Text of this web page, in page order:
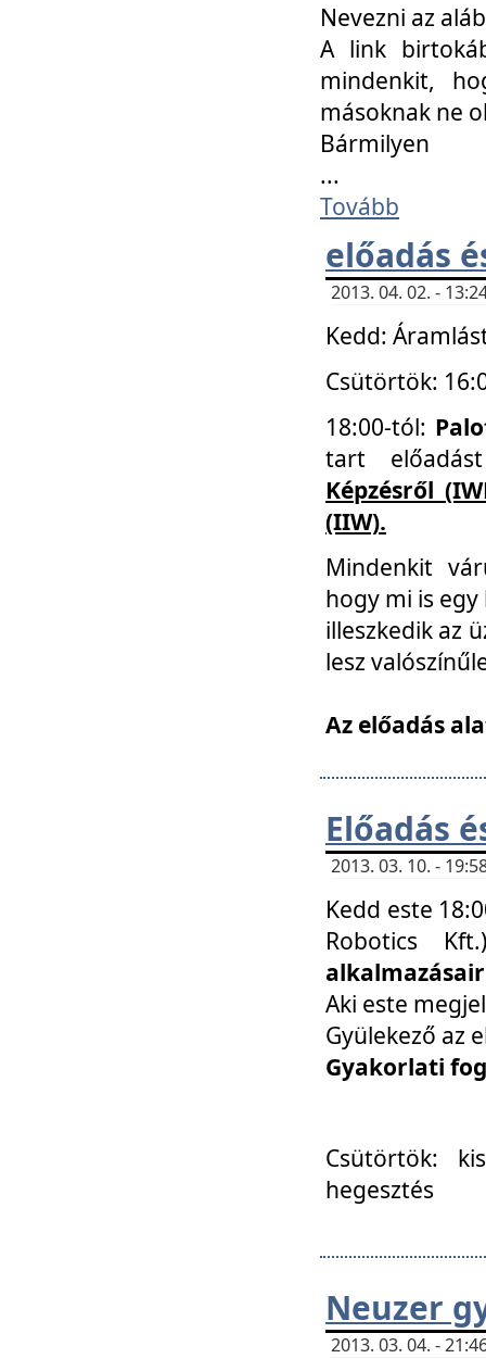
Nevezni az
A link
mindenkit,
másoknak ne
Bármilyen
...
Tovább
előadás
2013. 04. 02. -
Kedd:
Csütörtök:
18:00-tól:
tart
Képzésről
(IIW).
Mindenkit
hogy mi is
illeszkedik az
lesz
Az előadás
Előadás
2013. 03. 10. -
Kedd este
Robotics
Aki este
Gyülekező az
Gyakorlati
Csütörtök:
hegesztés
Neuzer
2013. 03. 04. -